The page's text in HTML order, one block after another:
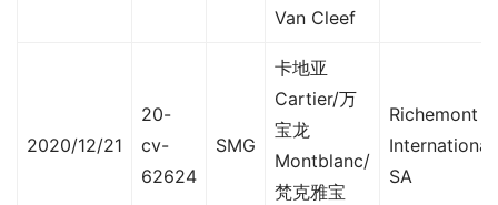
Van Cleef
2020/12/21
20-
cv-
62624
SMG
卡地亚
Cartier/万
宝龙
Montblanc/
梵克雅宝
Richemont
International
SA